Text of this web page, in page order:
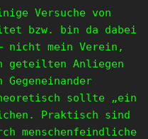
Versuche von
bzw. bin da dabei
nicht mein Verein,
geteilten Anliegen
sollte „ein
Praktisch sind
menschenfeindliche